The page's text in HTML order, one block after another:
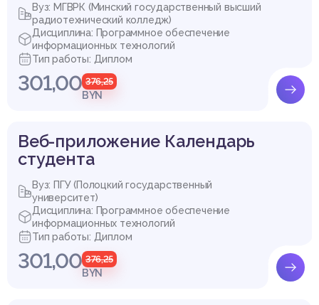
Вуз: МГВРК (Минский государственный высший
радиотехнический колледж)
Дисциплина: Программное обеспечение
информационных технологий
Тип работы: Диплом
301,00 376,25
BYN
Веб-приложение Календарь
студента
Вуз: ПГУ (Полоцкий государственный
университет)
Дисциплина: Программное обеспечение
информационных технологий
Тип работы: Диплом
301,00 376,25
BYN